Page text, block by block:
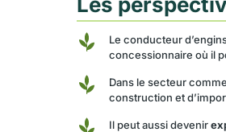
Le conducteur
concessionnaire où il
Dans le secteur
construction et
Il peut aussi devenir